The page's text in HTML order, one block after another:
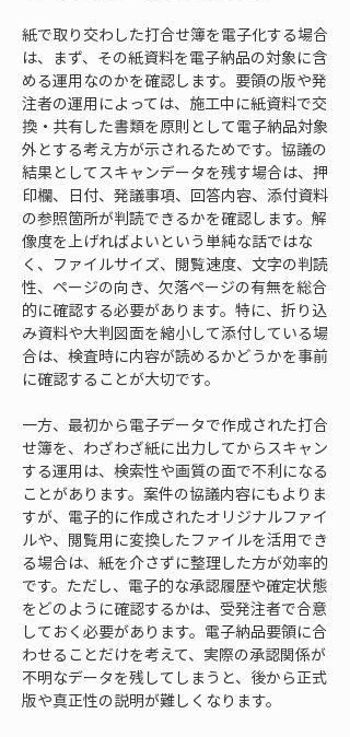
紙で取り交わした打合せ簿を電子化する場合
は、まず、その紙資料を電子納品の対象に含
める運用なのかを確認します。要領の版や発
注者の運用によっては、施工中に紙資料で交
換・共有した書類を原則として電子納品対象
外とする考え方が示されるためです。協議の
結果としてスキャンデータを残す場合は、押
印欄、日付、発議事項、回答内容、添付資料
の参照箇所が判読できるかを確認します。解
像度を上げればよいという単純な話ではな
く、ファイルサイズ、閲覧速度、文字の判読
性、ページの向き、欠落ページの有無を総合
的に確認する必要があります。特に、折り込
み資料や大判図面を縮小して添付している場
合は、検査時に内容が読めるかどうかを事前
に確認することが大切です。
一方、最初から電子データで作成された打合
せ簿を、わざわざ紙に出力してからスキャン
する運用は、検索性や画質の面で不利になる
ことがあります。案件の協議内容にもよりま
すが、電子的に作成されたオリジナルファイ
ルや、閲覧用に変換したファイルを活用でき
る場合は、紙を介さずに整理した方が効率的
です。ただし、電子的な承認履歴や確定状態
をどのように確認するかは、受発注者で合意
しておく必要があります。電子納品要領に合
わせることだけを考えて、実際の承認関係が
不明なデータを残してしまうと、後から正式
版や真正性の説明が難しくなります。